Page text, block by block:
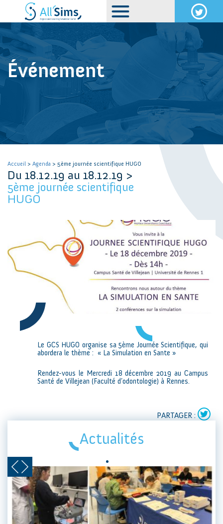
Événement
Accueil > Agenda > 5ème journée scientifique HUGO
Du 18.12.19 au 18.12.19 >
5ème journée scientifique
HUGO
Le GCS HUGO organise sa 5ème Journée Scientifique, qui
abordera le thème : « La Simulation en Sante »
Rendez-vous le Mercredi 18 décembre 2019 au Campus
Santé de Villejean (Faculté d’odontologie) à Rennes.
PARTAGER :
Actualités